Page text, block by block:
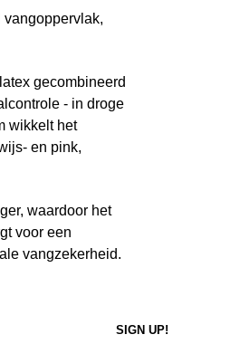
vangoppervlak,
gecombineerd
- in droge
wikkelt het
en pink,
waardoor het
voor een
vangzekerheid.